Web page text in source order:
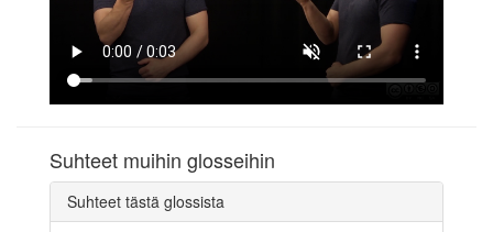
Suhteet muihin glosseihin
Suhteet tästä glossista